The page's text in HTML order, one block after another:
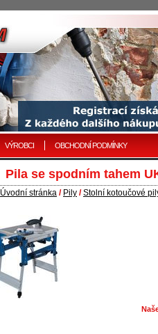
VÝROBCI OBCHODNÍ PODMÍNKY
Pila se spodním tahem
Úvodní stránka / Pily /Stolní kotoučové